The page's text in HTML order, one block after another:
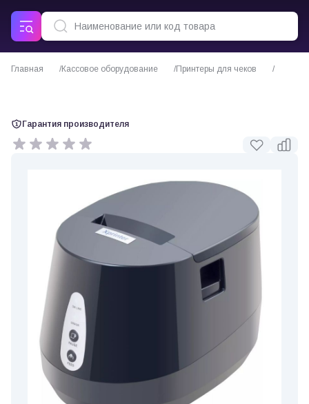
Главная Кассовое оборудование
Принтеры для чеков
Гарантия производителя